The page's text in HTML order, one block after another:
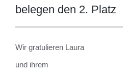
belegen den 2. Platz
Wir gratulieren Laura
und ihrem